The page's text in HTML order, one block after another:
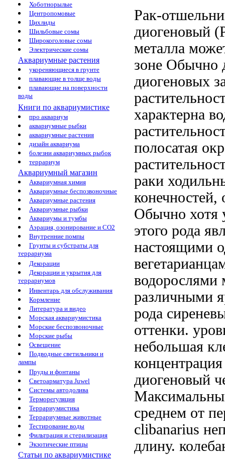
Хоботнорылые
Центропомовые
Цихлиды
Шильбовые сомы
Широкоголовые сомы
Электрические сомы
Аквариумные растения
укореняющиеся в грунте
плавающие в толще воды
плавающие на поверхности
воды
Книги по аквариумистике
про аквариум
аквариумные рыбки
аквариумные растения
дизайн аквариума
болезни аквариумных рыбок
террариум
Аквариумный магазин
Аквариумная химия
Аквариумные беспозвоночные
Аквариумные растения
Аквариумные рыбки
Аквариумы и тумбы
Аэрация, озонирование и CO2
Внутренние помпы
Грунты и субстраты для
террариума
Декорации
Декорации и укрытия для
террариумов
Инвентарь для обслуживания
Кормление
Литература и видео
Морская аквариумистика
Морские беспозвоночные
Морские рыбы
Освещение
Подводные светильники и
лампы
Пруды и фонтаны
Светоарматура Juwel
Системы автодолива
Терморегуляция
Террариумистика
Террариумные животные
Тестирование воды
Фильтрация и стерилизация
Экзотические птицы
Статьи по аквариумистике
Рак-
диогеновый
металла
зоне Обычно
диогеновых
характерна
полосатая
раки
конечностей,
Обычно хотя
этого рода
настоящими
водорослями
различными
рода
оттенки.
небольшая
концентрация
диогеновый
среднем от
clibanarius
длину.